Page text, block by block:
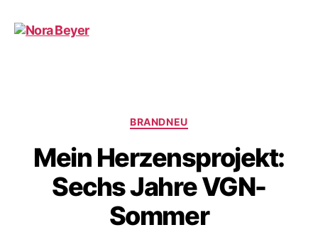
Kategorien
BRANDNEU
Mein Herzensprojekt:
Sechs Jahre VGN-
Sommer